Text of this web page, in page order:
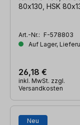
80x130, HSK
Art.-Nr.: F-578803
Auf Lager,
26,18 €
inkl. MwSt. zzgl.
Versandkosten
Neu